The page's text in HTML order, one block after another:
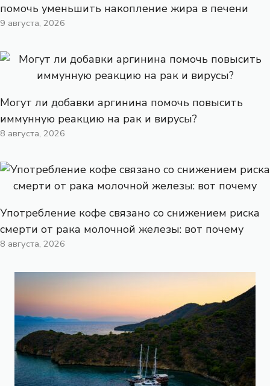
помочь уменьшить накопление жира в печени
9 августа, 2026
Могут ли добавки аргинина помочь повысить
иммунную реакцию на рак и вирусы?
8 августа, 2026
Употребление кофе связано со снижением риска
смерти от рака молочной железы: вот почему
8 августа, 2026